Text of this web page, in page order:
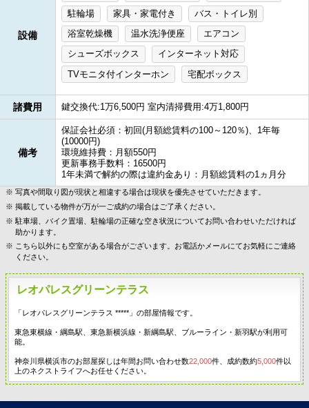
設備
駐輪場 家具・家電付き
バス・トイレ別
浴室乾燥機
温水洗浄便座
エアコン
シューズボックス
インターネット対応
TVモニタ付インターホン
宅配ボックス
諸費用 鍵交換代:1万6,500円 室内清掃費用:4万1,800円
備考
保証会社必須：初回(月額総賃料の100～120％)、1年毎
(10000円)
環境維持費：月額550円
更新事務手数料：16500円
1年未満で解約の際は違約金あり：月額総賃料の1ヵ月分
写真や間取り図が現状と相違する場合は現状を優先させていただきます。
掲載している物件が万が一ご成約の場合はご了承ください。
駐車場、バイク置場、駐輪場の正確な空き状況についてお問い合わせいただければ
助かります。
こちら以外にも空室がある場合がございます。お電話かメールにてお気軽にご連絡
ください。
レオパレスグリーンテラス
「レオパレスグリーンテラス *****」の部屋情報です。
東急東横線・綱島駅、東急新横浜線・新綱島駅、ブルーライン・新羽駅が利用可
能。
神奈川県横浜市のお部屋探しは年間お問い合わせ数22,000件、成約数約5,000件以
上のネクストライフへお任せください。